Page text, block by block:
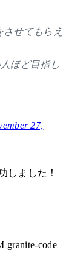
させてもらえ
ほど目指し
27,
しました！
granite-code